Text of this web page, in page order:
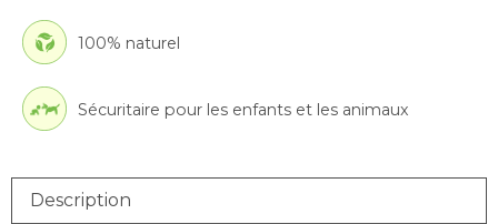
100% naturel
Sécuritaire pour les enfants et les animaux
Description